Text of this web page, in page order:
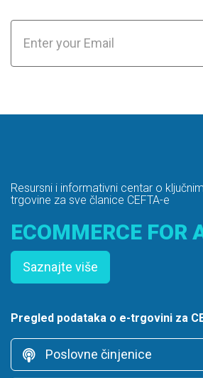
Resursni i informativni centar o
trgovine za sve članice CEFTA-e
ECOMMERCE FOR
Saznajte više
Pregled podataka o e-trgovini za
Poslovne činjenice